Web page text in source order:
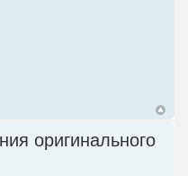
оригинального